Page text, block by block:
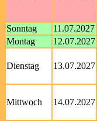
Sonntag
11.07.2027
Montag
12.07.2027
Dienstag 13.07.2027
Mittwoch 14.07.2027